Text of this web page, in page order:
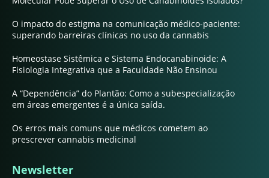
O impacto do estigma na comunicação médico-paciente:
superando barreiras clínicas no uso da cannabis
Homeostase Sistêmica e Sistema Endocanabinoide: A
Fisiologia Integrativa que a Faculdade Não Ensinou
A “Dependência” do Plantão: Como a subespecialização
em áreas emergentes é a única saída.
Os erros mais comuns que médicos cometem ao
prescrever cannabis medicinal
Newsletter